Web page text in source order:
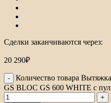
Сделки заканчиваются через:
20 290₽
Количество товара
GS BLOC GS 600 WHITE с